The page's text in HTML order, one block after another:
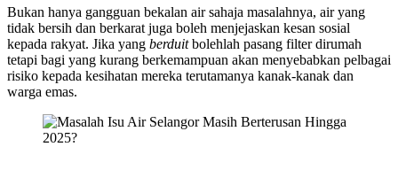
Bukan hanya gangguan bekalan air sahaja masalahnya, air yang
tidak bersih dan berkarat juga boleh menjejaskan kesan sosial
kepada rakyat. Jika yang berduitbolehlah pasang filter dirumah
tetapi bagi yang kurang berkemampuan akan menyebabkan pelbagai
risiko kepada kesihatan mereka terutamanya kanak-kanak dan
warga emas.